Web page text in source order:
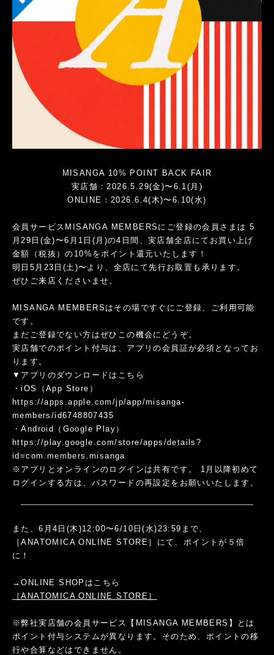
MISANGA 10% POINT BACK FAIR
実店舗：2026.5.29(金)〜6.1(月)
ONLINE：2026.6.4(木)〜6.10(水)
会員サービスMISANGA MEMBERSにご登録の会員さまは 5
月29日(金)〜6月1日(月)の4日間、実店舗全店にてお買い上げ
金額（税抜）の10%をポイント還元いたします！
明日5月23日(土)〜より、全店にて先行お取置も承ります。
ぜひご来店くださいませ。
MISANGA MEMBERSはその場ですぐにご登録、ご利用可能
です。
まだご登録でない方はぜひこの機会にどうぞ。
実店舗でのポイント付与は、アプリの会員証が必須となってお
ります。
▼アプリのダウンロードはこちら
・iOS（App Store）
https://apps.apple.com/jp/app/misanga-
members/id6748807435
・Android（Google Play）
https://play.google.com/store/apps/details?
id=com.members.misanga
※アプリとオンラインのログインは共有です。 1月以降初めて
ログインする方は、パスワードの再設定をお願いいたします。
また、6月4日(木)12:00〜6/10日(水)23:59まで、
［ANATOMICA ONLINE STORE］にて、ポイントが５倍
に！
→ONLINE SHOPはこちら
［ANATOMICA ONLINE STORE ］
※弊社実店舗の会員サービス【MISANGA MEMBERS】とは
ポイント付与システムが異なります。そのため、ポイントの移
行や合算などはできません。